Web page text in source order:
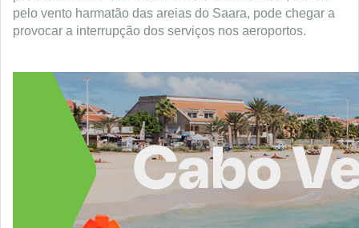
pelo vento harmatão das areias do Saara, pode chegar a
provocar a interrupção dos serviços nos aeroportos.